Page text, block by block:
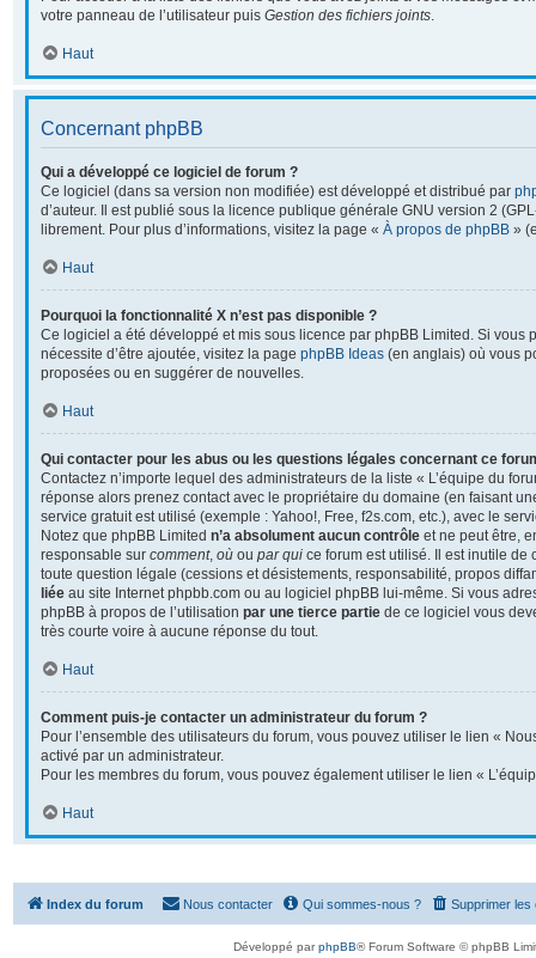
votre panneau de l’utilisateur puis Gestion des fichiers joints.
Haut
Concernant phpBB
Qui a développé ce logiciel de forum ?
Ce logiciel (dans sa version non modifiée) est développé et distribué par
d’auteur. Il est publié sous la licence publique générale GNU version 2
librement. Pour plus d’informations, visitez la page « À propos de phpBB »
Haut
Pourquoi la fonctionnalité X n’est pas disponible ?
Ce logiciel a été développé et mis sous licence par phpBB Limited. Si vous
nécessite d’être ajoutée, visitez la page phpBB Ideas (en anglais) où vous
proposées ou en suggérer de nouvelles.
Haut
Qui contacter pour les abus ou les questions légales concernant ce
Contactez n’importe lequel des administrateurs de la liste « L’équipe du
réponse alors prenez contact avec le propriétaire du domaine (en faisant
service gratuit est utilisé (exemple : Yahoo!, Free, f2s.com, etc.), avec le
Notez que phpBB Limited n’a absolument aucun contrôle et ne peut être,
responsable sur comment, où ou par qui ce forum est utilisé. Il est inutile de
toute question légale (cessions et désistements, responsabilité, propos
liée au site Internet phpbb.com ou au logiciel phpBB lui-même. Si vous
phpBB à propos de l’utilisation par une tierce partie de ce logiciel vous
très courte voire à aucune réponse du tout.
Haut
Comment puis-je contacter un administrateur du forum ?
Pour l’ensemble des utilisateurs du forum, vous pouvez utiliser le lien «
activé par un administrateur.
Pour les membres du forum, vous pouvez également utiliser le lien «
Haut
Index du forum Supprimer les
Qui sommes-nous ?
Nous contacter
Développé parphpBB® Forum Software © phpBB